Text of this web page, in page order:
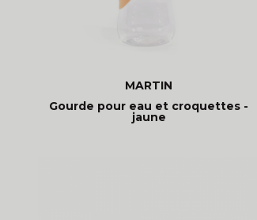
MARTIN
Gourde pour eau et croquettes -
jaune